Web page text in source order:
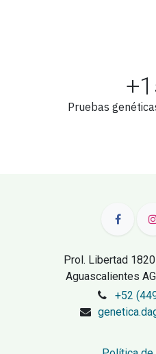
Pruebas
Prol. Libertad
Aguascalientes
+52